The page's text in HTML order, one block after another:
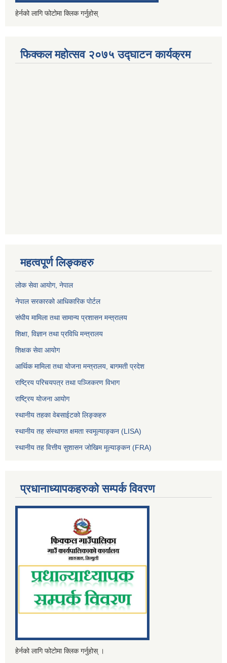
हेर्नको लागि फोटोमा क्लिक गर्नुहोस्
फिक्कल महोत्सव २०७५ उद्घाटन कार्यक्रम
महत्वपूर्ण लिङ्कहरु
लोक सेवा आयोग, नेपाल
नेपाल सरकारको आधिकारिक पोर्टल
संघीय मामिला तथा सामान्य प्रशासन मन्त्रालय
शिक्षा, विज्ञान तथा प्रविधि मन्त्रालय
शिक्षक सेवा आयोग
आर्थिक मामिला तथा योजना मन्त्रालय, बागमती प्रदेश
राष्ट्रिय परिचयपत्र तथा पञ्जिकरण विभाग
राष्ट्रिय योजना आयोग
स्थानीय तहका वेबसाईटको लिङ्कहरु
स्थानीय तह संस्थागत क्षमता स्वमूल्याङ्कन (LISA)
स्थानीय तह वित्तीय सुशासन जोखिम मूल्याङ्कन (FRA)
प्रधानाध्यापकहरुको सम्पर्क विवरण
हेर्नको लागि फोटोमा क्लिक गर्नुहोस् ।